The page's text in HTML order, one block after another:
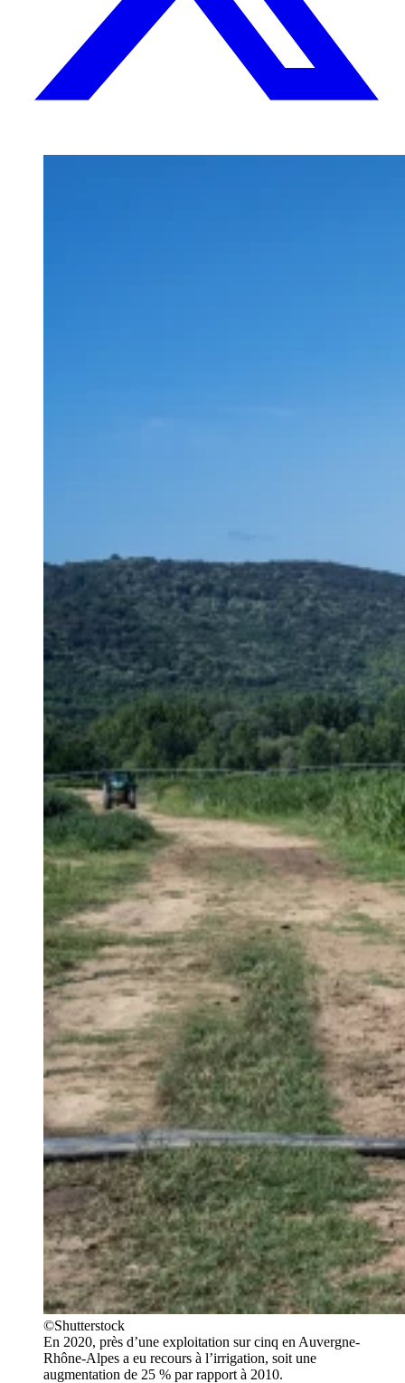
©Shutterstock
En 2020, près d’une exploitation sur cinq en Auvergne-
Rhône-Alpes a eu recours à l’irrigation, soit une
augmentation de 25 % par rapport à 2010.